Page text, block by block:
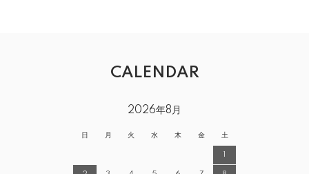
CALENDAR
2026年8月
日 月 火 水 木 金 土
1